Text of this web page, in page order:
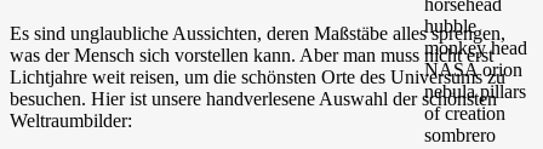
Es sind unglaubliche Aussichten, deren Maßstäbe alles sprengen,
was der Mensch sich vorstellen kann. Aber man muss nicht erst
Lichtjahre weit reisen, um die schönsten Orte des Universums zu
besuchen. Hier ist unsere handverlesene Auswahl der schönsten
Weltraumbilder: